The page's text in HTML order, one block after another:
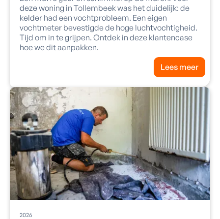
deze woning in Tollembeek was het duidelijk: de
kelder had een vochtprobleem. Een eigen
vochtmeter bevestigde de hoge luchtvochtigheid.
Tijd om in te grijpen. Ontdek in deze klantencase
hoe we dit aanpakken.
Lees meer
2026